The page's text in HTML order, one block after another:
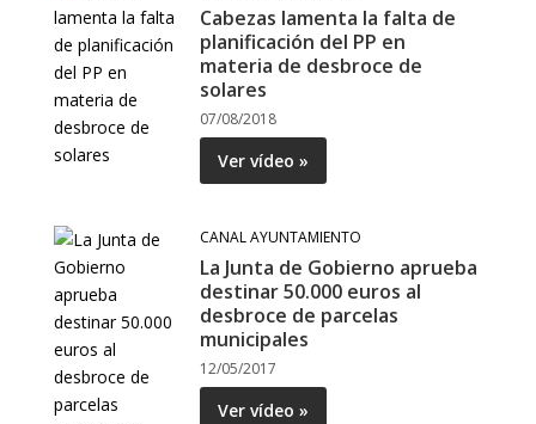
Cabezas lamenta la falta de
planificación del PP en
materia de desbroce de
solares
07/08/2018
Ver vídeo »
CANAL AYUNTAMIENTO
La Junta de Gobierno aprueba
destinar 50.000 euros al
desbroce de parcelas
municipales
12/05/2017
Ver vídeo »